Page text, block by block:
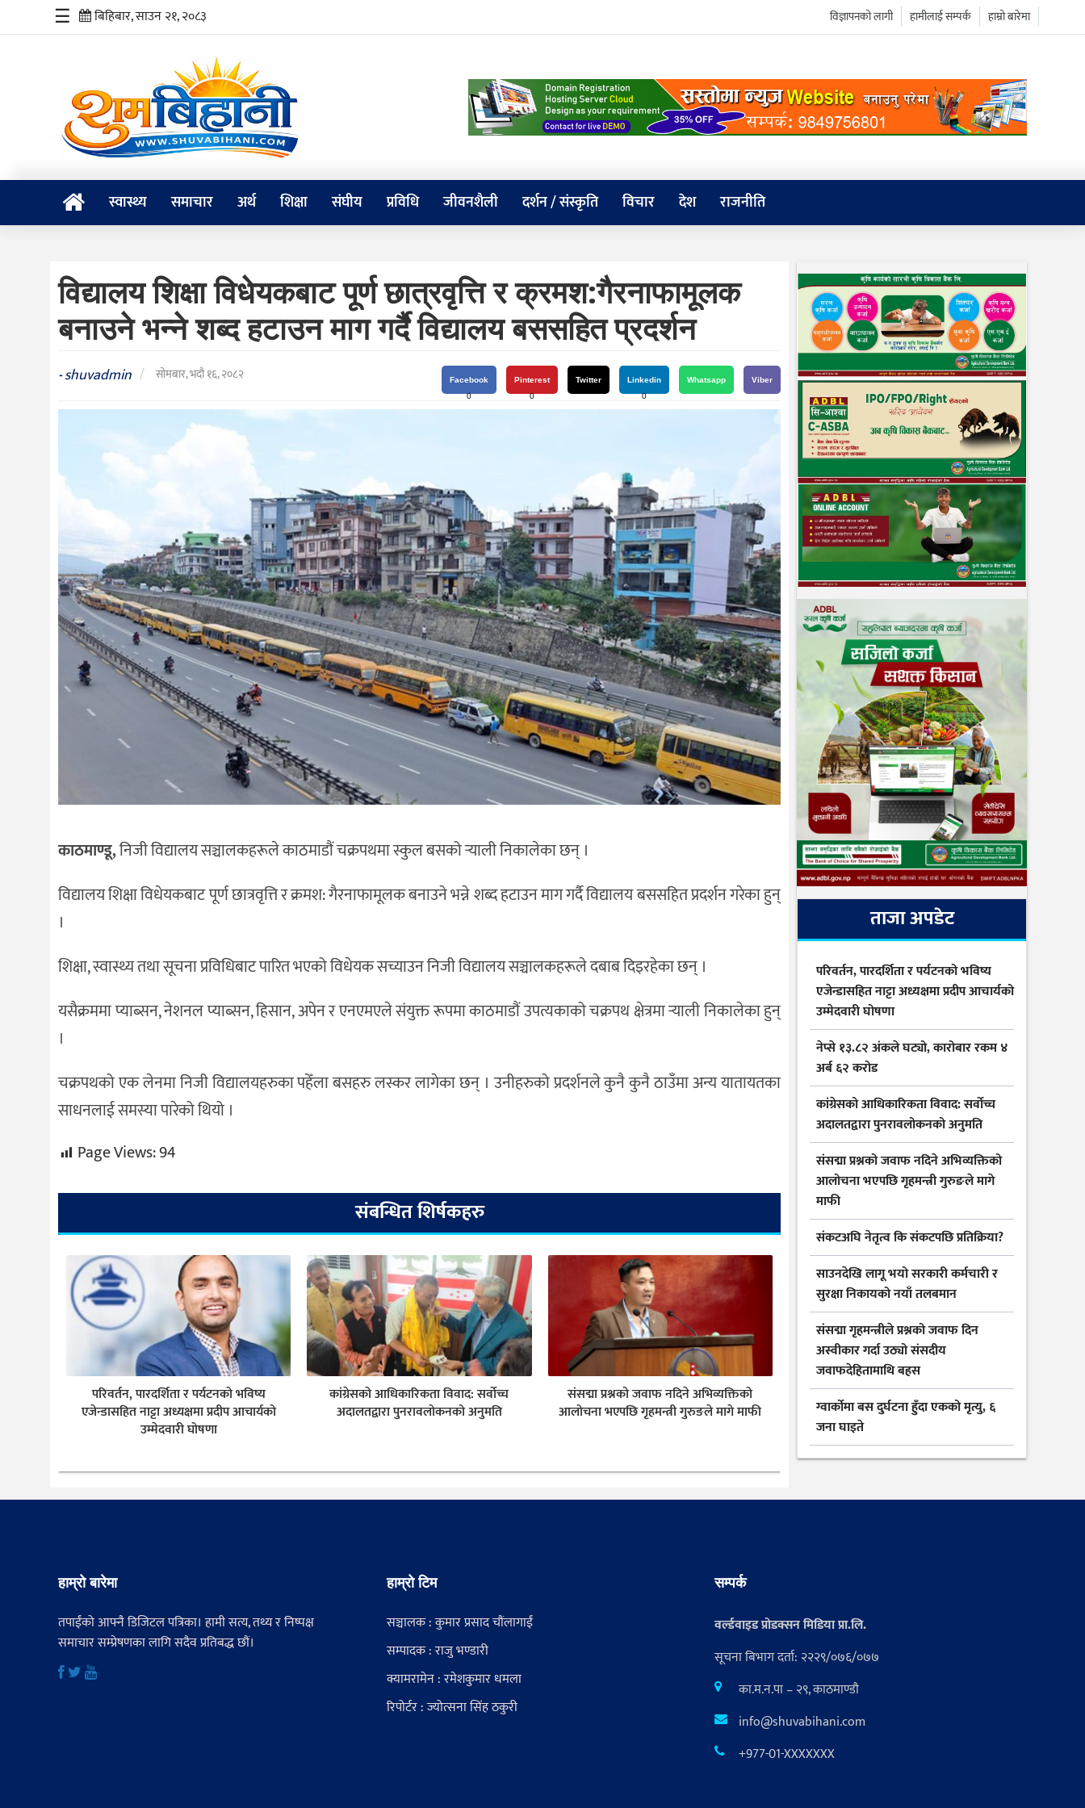
समाचार
संघीय
जीवनशैली
संस्कृति
विचार
राजनीति
☰ बिहिबार, साउन २१, २०८३ हाम्रो बारेमा
हामीलाई सम्पर्क
विज्ञापनको लागी
स्वास्थ्य समाचार अर्थ शिक्षा संघीय प्रविधि जीवनशैली दर्शन / संस्कृति विचार देश राजनीति
विद्यालय शिक्षा विधेयकबाट पूर्ण छात्रवृत्ति र क्रमश:गैरनाफामूलक
बनाउने भन्ने शब्द हटाउन माग गर्दै विद्यालय बससहित प्रदर्शन
-shuvadmin / सोमबार, भदौ १६, २०८२
Facebook
0
Pinterest
0
Twitter
Linkedin
0
Whatsapp Viber
काठमाण्डू,निजी विद्यालय सञ्चालकहरूले काठमाडौं चक्रपथमा स्कुल बसको र्‍याली निकालेका छन् ।
विद्यालय शिक्षा विधेयकबाट पूर्ण छात्रवृत्ति र क्रमश: गैरनाफामूलक बनाउने भन्ने शब्द हटाउन माग गर्दै विद्यालय बससहित प्रदर्शन गरेका हुन्
।
शिक्षा, स्वास्थ्य तथा सूचना प्रविधिबाट पारित भएको विधेयक सच्याउन निजी विद्यालय सञ्चालकहरूले दबाब दिइरहेका छन् ।
यसैक्रममा प्याब्सन, नेशनल प्याब्सन, हिसान, अपेन र एनएमएले संयुक्त रूपमा काठमाडौं उपत्यकाको चक्रपथ क्षेत्रमा र्‍याली निकालेका हुन्
।
चक्रपथको एक लेनमा निजी विद्यालयहरुका पहेँला बसहरु लस्कर लागेका छन् । उनीहरुको प्रदर्शनले कुनै कुनै ठाउँमा अन्य यातायतका
साधनलाई समस्या पारेको थियो ।
Page Views:94
संबन्धित शिर्षकहरु
परिवर्तन, पारदर्शिता र पर्यटनको भविष्य
एजेन्डासहित नाट्टा अध्यक्षमा प्रदीप आचार्यको
उम्मेदवारी घोषणा
कांग्रेसको आधिकारिकता विवाद: सर्वोच्च
अदालतद्वारा पुनरावलोकनको अनुमति
संसद्मा प्रश्नको जवाफ नदिने अभिव्यक्तिको
आलोचना भएपछि गृहमन्त्री गुरुङले मागे माफी
ताजा अपडेट
परिवर्तन, पारदर्शिता र पर्यटनको भविष्य
एजेन्डासहित नाट्टा अध्यक्षमा प्रदीप आचार्यको
उम्मेदवारी घोषणा
नेप्से १३.८२ अंकले घट्यो, कारोबार रकम ४
अर्ब ६२ करोड
कांग्रेसको आधिकारिकता विवाद: सर्वोच्च
अदालतद्वारा पुनरावलोकनको अनुमति
संसद्मा प्रश्नको जवाफ नदिने अभिव्यक्तिको
आलोचना भएपछि गृहमन्त्री गुरुङले मागे
माफी
संकटअघि नेतृत्व कि संकटपछि प्रतिक्रिया?
साउनदेखि लागू भयो सरकारी कर्मचारी र
सुरक्षा निकायको नयाँ तलबमान
संसद्मा गृहमन्त्रीले प्रश्नको जवाफ दिन
अस्वीकार गर्दा उठ्यो संसदीय
जवाफदेहितामाथि बहस
ग्वार्कोमा बस दुर्घटना हुँदा एकको मृत्यु, ६
जना घाइते
हाम्रो बारेमा
तपाईंको आफ्नै डिजिटल पत्रिका। हामी सत्य, तथ्य र निष्पक्ष
समाचार सम्प्रेषणका लागि सदैव प्रतिबद्ध छौं।
हाम्रो टिम
सञ्चालक : कुमार प्रसाद चौंलागाईं
सम्पादक : राजु भण्डारी
क्यामरामेन : रमेशकुमार धमला
रिपोर्टर : ज्योत्सना सिंह ठकुरी
सम्पर्क
वर्ल्डवाइड प्रोडक्सन मिडिया प्रा.लि.
सूचना बिभाग दर्ता: २२२९/०७६/०७७
का.म.न.पा – २९, काठमाण्डौ
info@shuvabihani.com
+977-01-XXXXXXX